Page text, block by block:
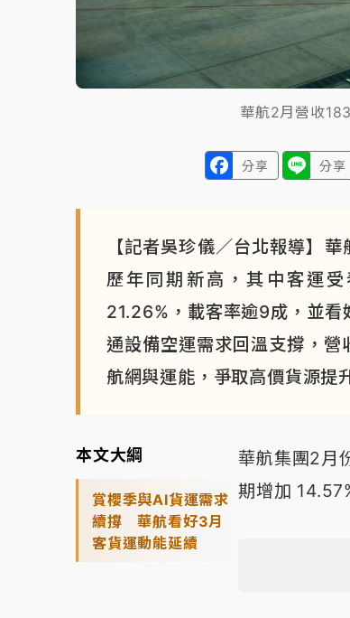
華航2月營收
分享 分享
【記者吳珍儀／台北報導】
歷年同期新高，其中客運
21.26%，載客率逾9成，並
通設備空運需求回溫支撐，
航網與運能，爭取高價貨源提
本文大綱
賞櫻季與AI貨運需求
續撐 華航看好3月
客貨運動能延續
華航集團2月
期增加